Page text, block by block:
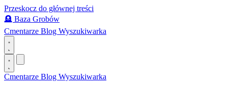
Przeskocz do głównej treści
🪦 Baza Grobów
Cmentarze Blog Wyszukiwarka
Cmentarze Blog Wyszukiwarka